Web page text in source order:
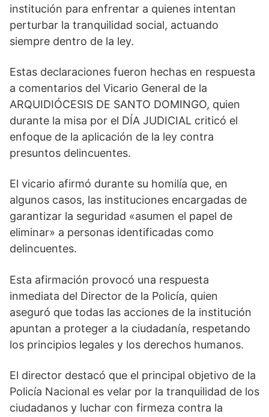
institución para enfrentar a quienes intentan
perturbar la tranquilidad social, actuando
siempre dentro de la ley.
Estas declaraciones fueron hechas en respuesta
a comentarios del Vicario General de la
ARQUIDIÓCESIS DE SANTO DOMINGO, quien
durante la misa por el DÍA JUDICIAL criticó el
enfoque de la aplicación de la ley contra
presuntos delincuentes.
El vicario afirmó durante su homilía que, en
algunos casos, las instituciones encargadas de
garantizar la seguridad «asumen el papel de
eliminar» a personas identificadas como
delincuentes.
Esta afirmación provocó una respuesta
inmediata del Director de la Policía, quien
aseguró que todas las acciones de la institución
apuntan a proteger a la ciudadanía, respetando
los principios legales y los derechos humanos.
El director destacó que el principal objetivo de la
Policía Nacional es velar por la tranquilidad de los
ciudadanos y luchar con firmeza contra la